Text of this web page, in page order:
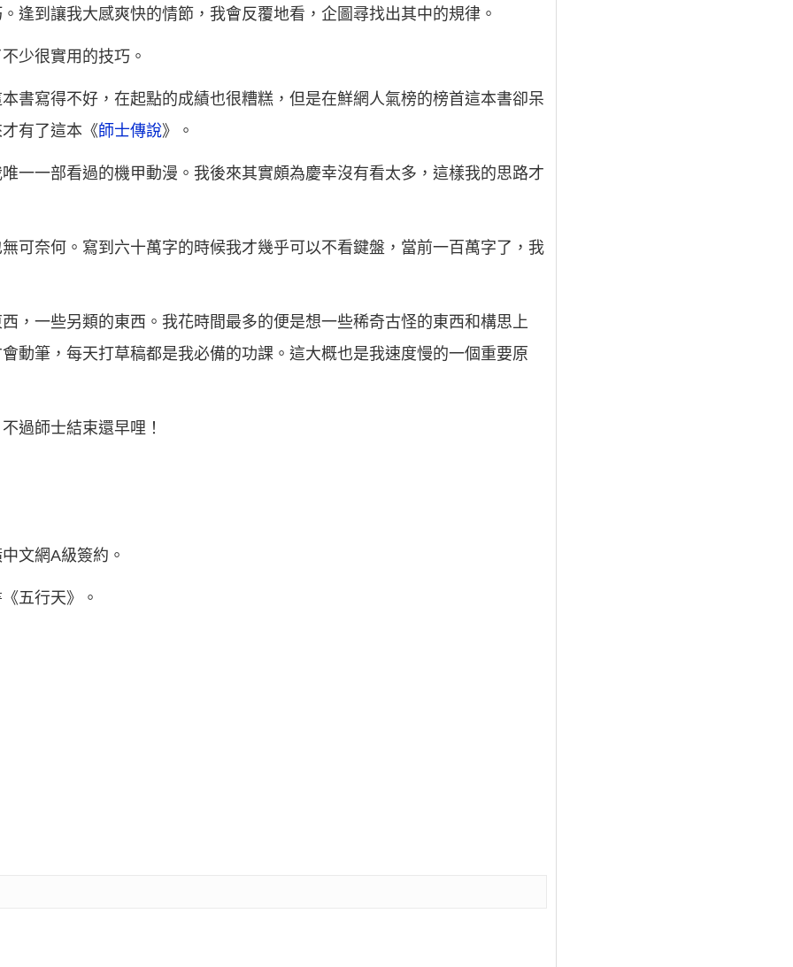
逢到讓我大感爽快的情節，我會反覆地看，企圖尋找出其中的規律。
少很實用的技巧。
書寫得不好，在起點的成績也很糟糕，但是在鮮網人氣榜的榜首這本書卻呆
有了這本《師士傳說》。
一一部看過的機甲動漫。我後來其實頗為慶幸沒有看太多，這樣我的思路才
可奈何。寫到六十萬字的時候我才幾乎可以不看鍵盤，當前一百萬字了，我
，一些另類的東西。我花時間最多的便是想一些稀奇古怪的東西和構思上
動筆，每天打草稿都是我必備的功課。這大概也是我速度慢的一個重要原
過師士結束還早哩！
文網A級簽約。
五行天》。